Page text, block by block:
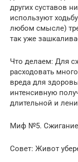
других суставов
используют
любом смысле)
так уже
Что делаем: Для
расходовать
вреда для
интенсивную
длительной и
Миф №5.
Совет: Живот